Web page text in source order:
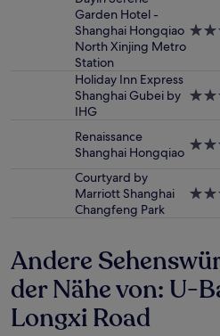
Verfügbarkeiten
zusätzliche
Bedingungen
Garden Hotel -
Shanghai Hongqiao
North Xinjing Metro
Station
3.0-
Holiday Inn Express
Shanghai Gubei by
IHG
3.0-
Renaissance
Shanghai Hongqiao 4.5-
Courtyard by
Marriott Shanghai
Changfeng Park
4.0-
Andere
der Nähe von: U-
Longxi Road